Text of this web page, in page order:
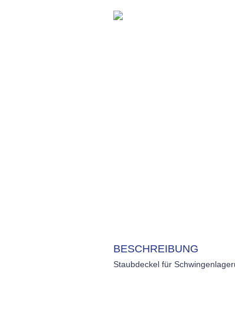
BESCHREIBUNG
Staubdeckel für